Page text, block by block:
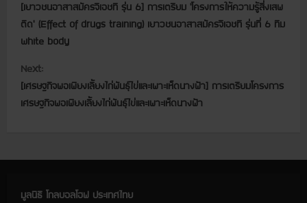
o
n
t
i
u
e
[เยาวชนอาสาสมัครจีเอชที รุ่น 6] การเตรียม ‘โครงการให้ความรู้สิ่งเสพ
ติด’ (Effect of drugs training) เยาวชนอาสาสมัครจีเอชที รุ่นที่ 6 ทีม
white body
Next:
[เศรษฐกิจพอเพียงเลี้ยงไก่พันธุ์ไข่และเพาะเห็ดนางฟ้า] การเตรียมโครงการ
เศรษฐกิจพอเพียงเลี้ยงไก่พันธุ์ไข่และเพาะเห็ดนางฟ้า
มูลนิธิ โกลบอลโฮฟ ประเทศไทย